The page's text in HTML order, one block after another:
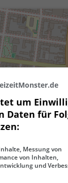
um
Daten für
Messung von
von Inhalten,
und